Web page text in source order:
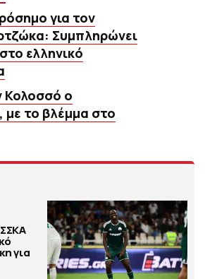
για τον
Συμπληρώνει
ελληνικό
Κολοσσό ο
με το βλέμμα στο
για